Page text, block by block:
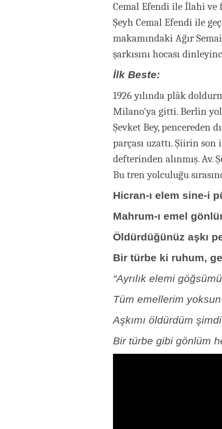
Cemal Efendi ile İlahi ve
Şeyh Cemal Efendi ile
makamındaki Ağır
şarkısını hocası
İlk Beste:
1926 yılında plâk
Milano'ya gitti. Berlin
Şevket Bey, pencereden
parçası uzattı. Şiirin son
defterinden alınmış. Av.
Bu tren yolculuğu
Hicran-ı elem sine-i
Mahrum-ı emel
Öldürdüğünüz aşkı
Bir türbe ki ruhum,
“Ayrılık elemi
Tüm emellerim
Aşkımı öldürdüm
Bir türbe gibi gönlüm